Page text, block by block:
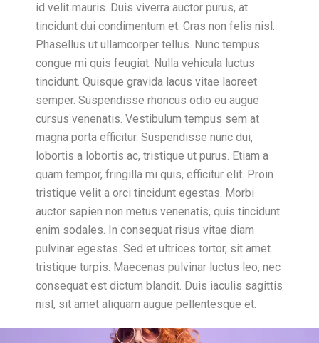
id velit mauris. Duis viverra auctor purus, at
tincidunt dui condimentum et. Cras non felis nisl.
Phasellus ut ullamcorper tellus. Nunc tempus
congue mi quis feugiat. Nulla vehicula luctus
tincidunt. Quisque gravida lacus vitae laoreet
semper. Suspendisse rhoncus odio eu augue
cursus venenatis. Vestibulum tempus sem at
magna porta efficitur. Suspendisse nunc dui,
lobortis a lobortis ac, tristique ut purus. Etiam a
quam tempor, fringilla mi quis, efficitur elit. Proin
tristique velit a orci tincidunt egestas. Morbi
auctor sapien non metus venenatis, quis tincidunt
enim sodales. In consequat risus vitae diam
pulvinar egestas. Sed et ultrices tortor, sit amet
tristique turpis. Maecenas pulvinar luctus leo, nec
consequat est dictum blandit. Duis iaculis sagittis
nisl, sit amet aliquam augue pellentesque et.